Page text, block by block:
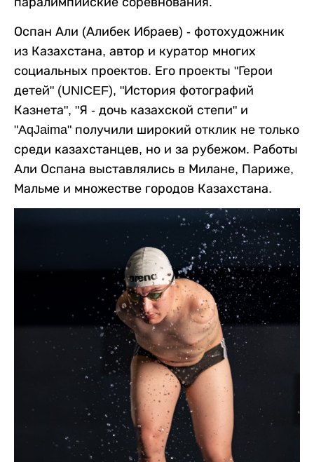
Оспан Али (Алибек Ибраев) - фотохудожник
из Казахстана, автор и куратор многих
социальных проектов. Его проекты "Герои
детей" (UNICEF), "История фотографий
Казнета", "Я - дочь казахской степи" и
"AqJaima" получили широкий отклик не только
среди казахстанцев, но и за рубежом. Работы
Али Оспана выставлялись в Милане, Париже,
Мальме и множестве городов Казахстана.